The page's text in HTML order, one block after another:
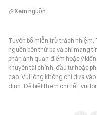
Xem nguồn
Tuyên bố miễn trừ trách
nguồn bên thứ ba và chỉ mang
phản ánh quan điểm hoặc ý
khuyên tài chính, đầu tư hoặc
cao. Vui lòng không chỉ dựa
định. Để biết thêm chi tiết, vui